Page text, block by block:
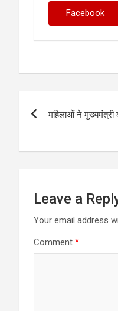
Facebook
navigation
महिलाओं ने मुख्यमंत्री
Leave a
Your email address
Comment *